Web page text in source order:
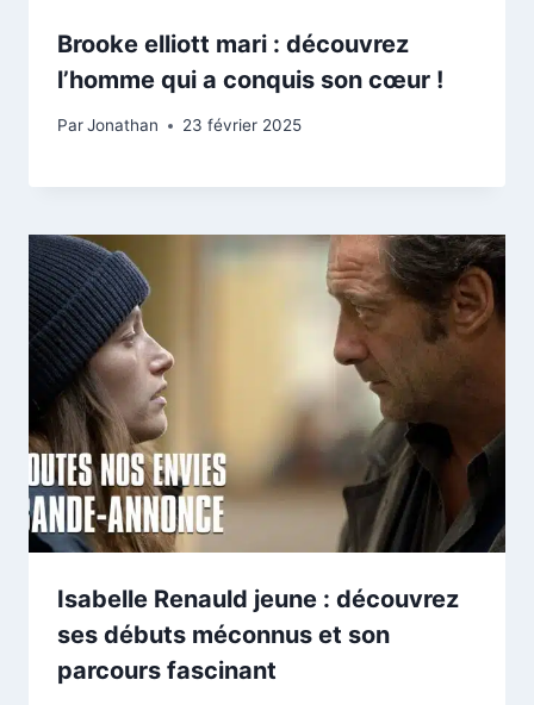
Brooke elliott mari : découvrez
l’homme qui a conquis son cœur !
ParJonathan 23 février 2025
Isabelle Renauld jeune : découvrez
ses débuts méconnus et son
parcours fascinant